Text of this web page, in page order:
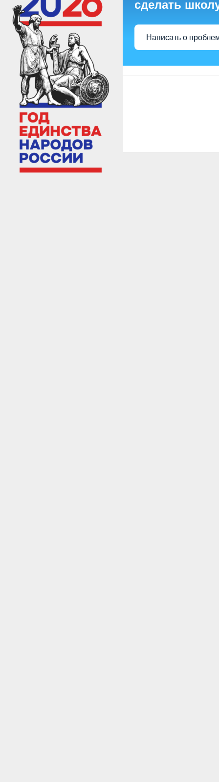
сделать
Написать о